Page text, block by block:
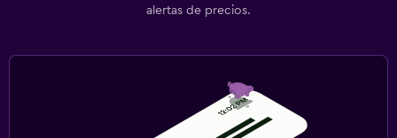
alertas de precios.